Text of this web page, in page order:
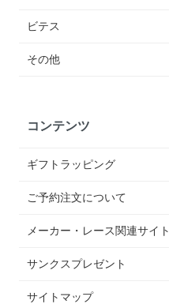
ビテス
その他
コンテンツ
ギフトラッピング
ご予約注文について
メーカー・レース関連サイト
サンクスプレゼント
サイトマップ